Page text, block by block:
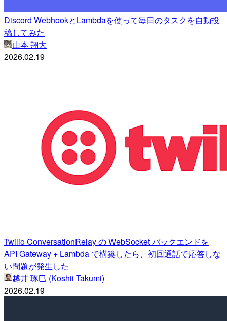
Discord WebhookとLambdaを使って毎日のタスクを自動投
稿してみた
山本 翔大
2026.02.19
Twilio ConversationRelay の WebSocket バックエンドを
API Gateway + Lambda で構築したら、初回通話で応答しな
い問題が発生した
越井 琢巳 (Koshii Takumi)
2026.02.19